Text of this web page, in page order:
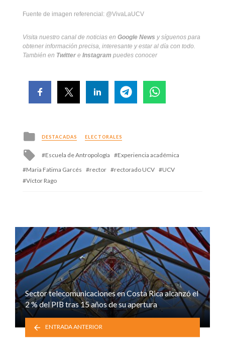
Fuente de imagen referencial: @VivaLaUCV
Visita nuestro canal de noticias en Google News y síguenos para
obtener información precisa, interesante y estar al día con todo.
También en Twitter e Instagram puedes conocer
Posted
in
DESTACADAS ELECTORALES
Tagged
Escuela de Antropología
Experiencia académica
Maria Fatima Garcés
rector rectorado UCV
UCV
Víctor Rago
Sector telecomunicaciones en Costa Rica alcanzó el
2 % del PIB tras 15 años de su apertura
ENTRADA ANTERIOR